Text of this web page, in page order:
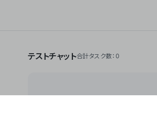
テストチャット合計タスク数：0